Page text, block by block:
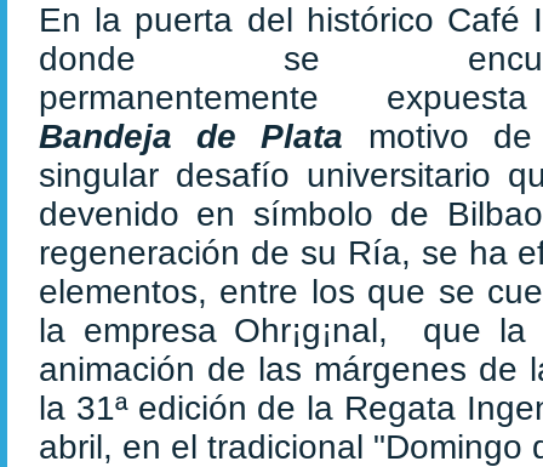
En la puerta del histórico Café
donde se
permanentemente
Bandeja de Plata motivo
singular desafío universitario
devenido en símbolo de
regeneración de su Ría, se ha
elementos, entre los que se
la empresa Ohr¡g¡nal, que
animación de las márgenes de
la 31ª edición de la Regata
abril, en el tradicional "Domingo